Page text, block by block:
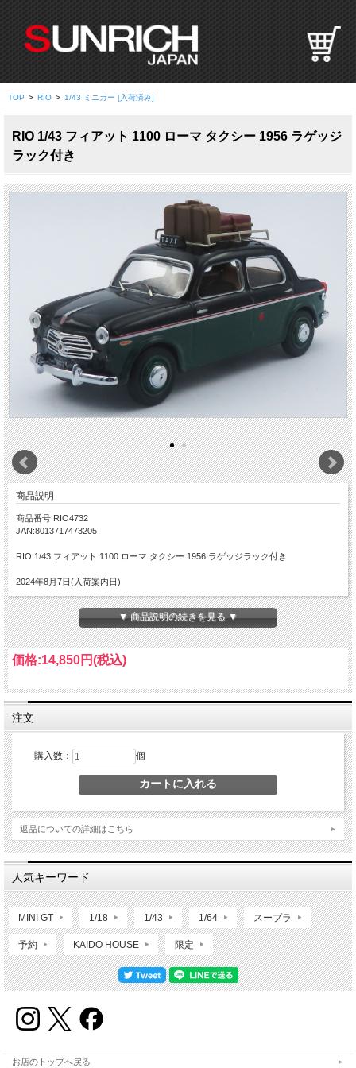
R
I
H
J
P
A
N
TOP > RIO > 1/43 ミニカー [入荷済み]
RIO 1/43 フィアット 1100 ローマ タクシー 1956 ラゲッジ
ラック付き
商品説明
商品番号:RIO4732
JAN:8013717473205
RIO 1/43 フィアット 1100 ローマ タクシー 1956 ラゲッジラック付き
2024年8月7日(入荷案内日)
▼ 商品説明の続きを見る ▼
価格:14,850円(税込)
注文
購入数： 個
返品についての詳細はこちら
人気キーワード
MINI GT 1/18 1/43 1/64 スープラ
予約 KAIDO HOUSE 限定
お店のトップへ戻る